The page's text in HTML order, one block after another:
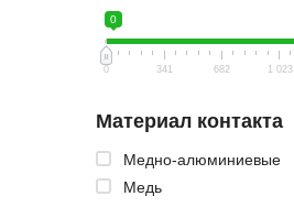
0
0 341 682 1 023
Материал контакта
Медно-алюминиевые
Медь